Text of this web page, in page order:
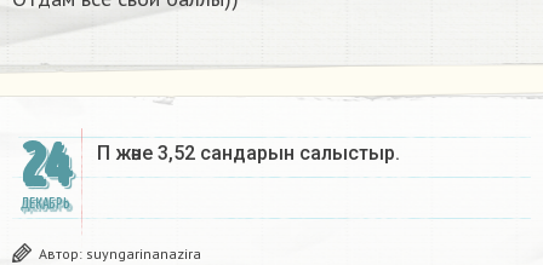
24
ДЕКАБРЬ
Π және 3,52 сандарын салыстыр. ​
Автор: suyngarinanazira